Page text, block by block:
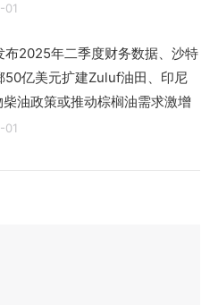
布2025年二季度财务数据、沙特
50亿美元扩建Zuluf油田、印尼
油政策或推动棕榈油需求激增